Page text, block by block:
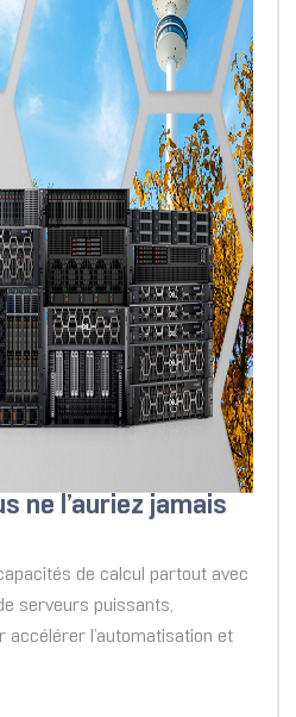
ne l’auriez jamais
de calcul partout avec
serveurs puissants,
accélérer l’automatisation et